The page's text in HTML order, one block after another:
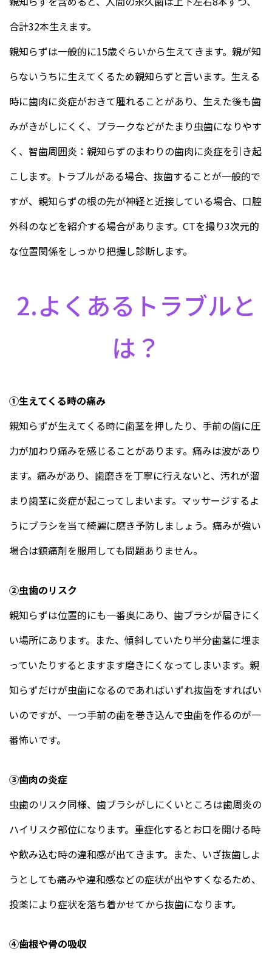
合計32本生えます。
親知らずは一般的に15歳ぐらいから生えてきます。親が知
らないうちに生えてくるため親知らずと言います。生える
時に歯肉に炎症がおきて腫れることがあり、生えた後も歯
みがきがしにくく、プラークなどがたまり虫歯になりやす
く、智歯周囲炎：親知らずのまわりの歯肉に炎症を引き起
こします。トラブルがある場合、抜歯することが一般的で
すが、親知らずの根の先が神経と近接している場合、口腔
外科のなどを紹介する場合があります。CTを撮り3次元的
な位置関係をしっかり把握し診断します。
2.よくあるトラブルと
は？
①生えてくる時の痛み
親知らずが生えてくる時に歯茎を押したり、手前の歯に圧
力が加わり痛みを感じることがあります。痛みは波があり
ます。痛みがあり、歯磨きを丁寧に行えないと、汚れが溜
まり歯茎に炎症が起こってしまいます。マッサージするよ
うにブラシを当て綺麗に磨き予防しましょう。痛みが強い
場合は鎮痛剤を服用しても問題ありません。
②虫歯のリスク
親知らずは位置的にも一番奥にあり、歯ブラシが届きにく
い場所にあります。また、傾斜していたり半分歯茎に埋ま
っていたりするとますます磨きにくなってしまいます。親
知らずだけが虫歯になるのであればいずれ抜歯をすればい
いのですが、一つ手前の歯を巻き込んで虫歯を作るのが一
番怖いです。
③歯肉の炎症
虫歯のリスク同様、歯ブラシがしにくいところは歯周炎の
ハイリスク部位になります。重症化するとお口を開ける時
や飲み込む時の違和感が出てきます。また、いざ抜歯しよ
うとしても痛みや違和感などの症状が出やすくなるため、
投薬により症状を落ち着かせてから抜歯になります。
④歯根や骨の吸収